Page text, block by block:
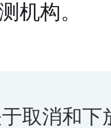
机构。
取消和